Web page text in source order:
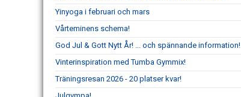
Yinyoga i februari och mars
Vårteminens schema!
God Jul & Gott Nytt År! ... och spännande information!
Vinterinspiration med Tumba Gymmix!
Träningsresan 2026 - 20 platser kvar!